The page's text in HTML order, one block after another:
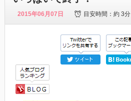
2015年06月07日 目安時間：約 3分